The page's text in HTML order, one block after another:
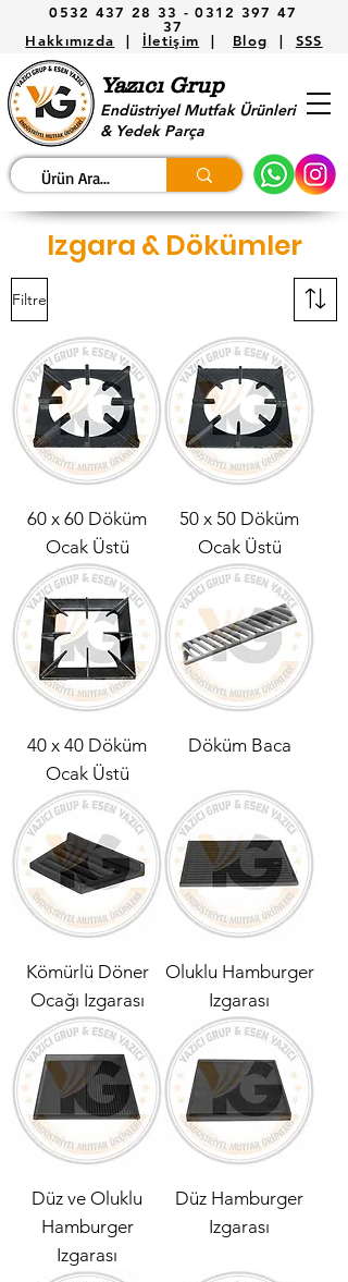
0532 437 28 33 -0312 397 47
37
Hakkımızda | İletişim | Blog | SSS
Yazıcı Grup
Endüstriyel Mutfak Ürünleri
& Yedek Parça
Izgara & Dökümler
Filtre
60 x 60 Döküm
Ocak Üstü
50 x 50 Döküm
Ocak Üstü
40 x 40 Döküm
Ocak Üstü
Döküm Baca
Kömürlü Döner
Ocağı Izgarası
Oluklu Hamburger
Izgarası
Düz ve Oluklu
Hamburger
Izgarası
Düz Hamburger
Izgarası